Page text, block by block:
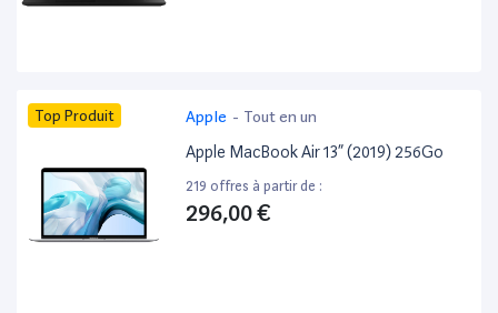
Top Produit Apple - Tout en un
Apple MacBook Air 13” (2019) 256Go
219 offres à partir de :
296,00 €